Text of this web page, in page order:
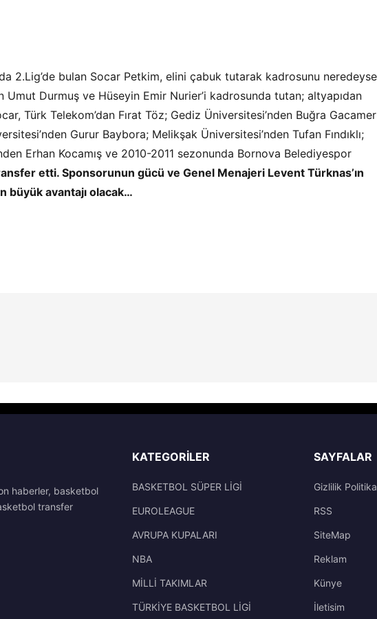
2.Lig’de bulan Socar Petkim, elini çabuk tutarak kadrosunu neredeyse
Umut Durmuş ve Hüseyin Emir Nurier’i kadrosunda tutan; altyapıdan
Türk Telekom’dan Fırat Töz; Gediz Üniversitesi’nden Buğra
Gurur Baybora; Melikşak Üniversitesi’nden Tufan Fındıklı;
Erhan Kocamış ve 2010-2011 sezonunda Bornova Belediyespor
etti. Sponsorunun gücü ve Genel Menajeri Levent Türknas’ın
büyük avantajı olacak…
haberler, basketbol
transfer
KATEGORILER
BASKETBOL SÜPER LİGİ
EUROLEAGUE
AVRUPA KUPALARI
NBA
MİLLİ TAKIMLAR
TÜRKİYE BASKETBOL LİGİ
SAYFALAR
Gizlilik
RSS
SiteMap
Reklam
Künye
İletisim